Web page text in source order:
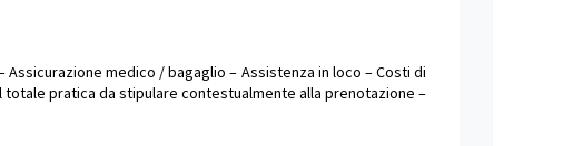
medico / bagaglio – Assistenza in loco – Costi di
pratica da stipulare contestualmente alla prenotazione –